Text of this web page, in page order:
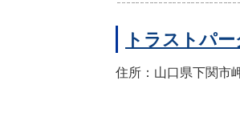
トラストパ
住所：山口県下関市